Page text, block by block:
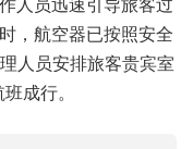
，航空器已按照安全
人员安排旅客贵宾室
成行。